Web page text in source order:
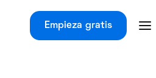
Empieza gratis